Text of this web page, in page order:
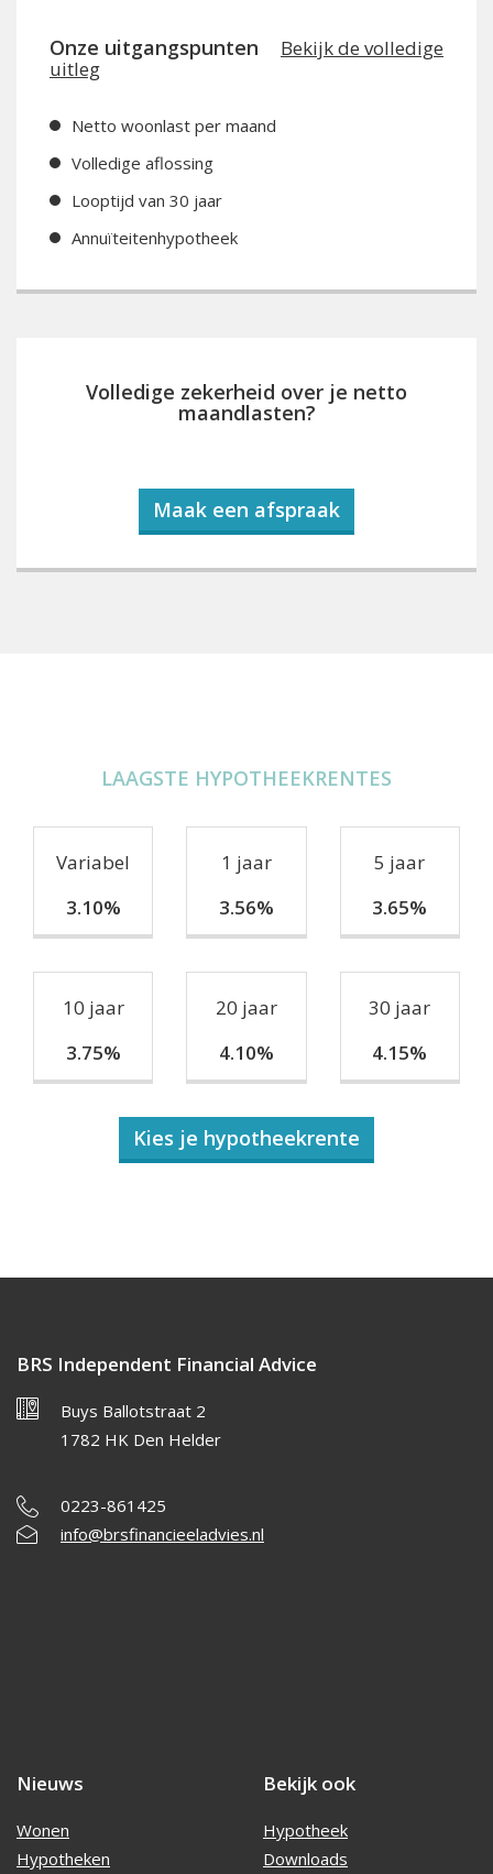
Onze uitgangspunten
Bekijk de volledige
uitleg
Netto woonlast per maand
Volledige aflossing
Looptijd van 30 jaar
Annuïteitenhypotheek
Volledige zekerheid over je netto
maandlasten?
Maak een afspraak
LAAGSTE HYPOTHEEKRENTES
Variabel
3.10%
1 jaar
3.56%
5 jaar
3.65%
10 jaar
3.75%
20 jaar
4.10%
30 jaar
4.15%
Kies je hypotheekrente
BRS Independent Financial Advice
Buys Ballotstraat 2
1782 HK Den Helder
0223-861425
info@brsfinancieeladvies.nl
Nieuws
Wonen
Hypotheken
Bekijk ook
Hypotheek
Downloads